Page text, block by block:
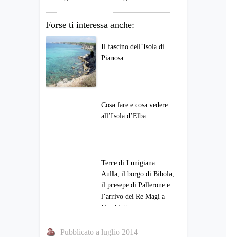
Forse ti interessa anche:
Il fascino dell’Isola di
Pianosa
Cosa fare e cosa vedere
all’Isola d’Elba
Terre di Lunigiana:
Aulla, il borgo di Bibola,
il presepe di Pallerone e
l’arrivo dei Re Magi a
Vecchietto
Pubblicato a luglio 2014